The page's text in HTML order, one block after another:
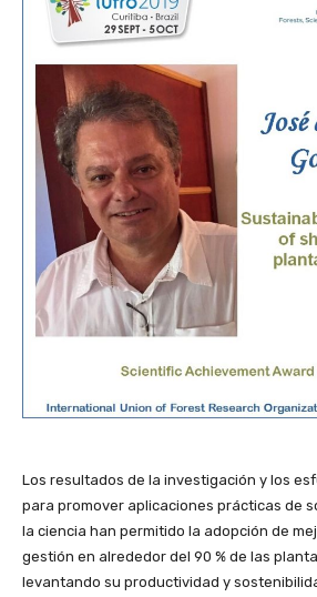
Los resultados de la investigación y los
para promover aplicaciones prácticas de
la ciencia han permitido la adopción de
gestión en alrededor del 90 % de las
levantando su productividad y